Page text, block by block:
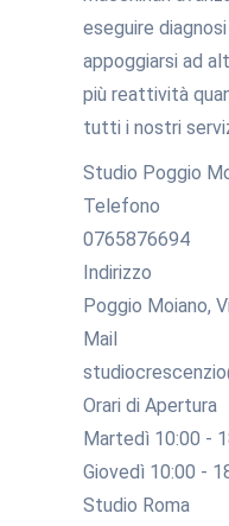
eseguire
appoggiarsi ad
più reattività
tutti i nostri
Studio Poggio
Telefono
0765876694
Indirizzo
Poggio Moiano,
Mail
Orari di Apertura
Martedì 10:00 -
Giovedì 10:00 -
Studio Roma